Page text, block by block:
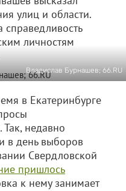
улиц и области.
справедливость
личностям
Владислав Бурнашев; 66.RU
в Екатеринбурге
недавно
в день выборов
Свердловской
пришлось
к нему занимает